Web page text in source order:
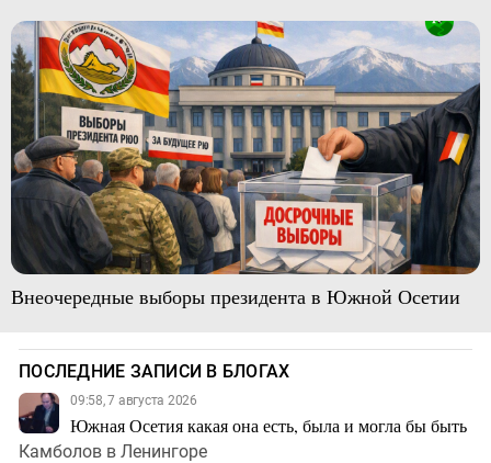
Внеочередные выборы президента в Южной Осетии
ПОСЛЕДНИЕ ЗАПИСИ В БЛОГАХ
09:58, 7 августа 2026
Южная Осетия какая она есть, была и могла бы быть
Камболов в Ленингоре